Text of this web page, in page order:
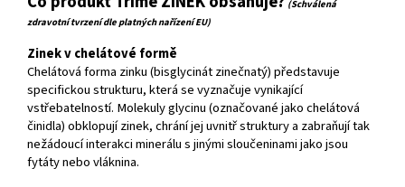
(Schválená
zdravotní tvrzení dle platných nařízení EU)
Zinek v chelátové formě
Chelátová forma zinku (bisglycinát zinečnatý) představuje
specifickou strukturu, která se vyznačuje vynikající
vstřebatelností. Molekuly glycinu (označované jako chelátová
činidla) obklopují zinek, chrání jej uvnitř struktury a zabraňují tak
nežádoucí interakci minerálu s jinými sloučeninami jako jsou
fytáty nebo vláknina.